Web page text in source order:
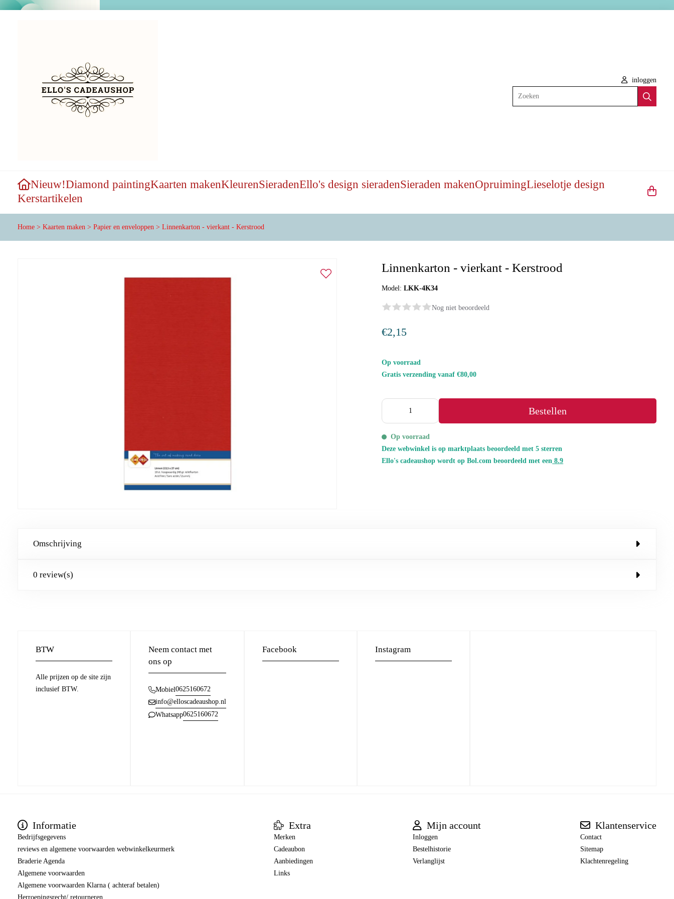
inloggen
Zoeken
Nieuw!Diamond paintingKaarten makenKleurenSieradenEllo's design sieradenSieraden makenOpruimingLieselotje design
Kerstartikelen
Home > Kaarten maken > Papier en enveloppen > Linnenkarton - vierkant - Kerstrood
Linnenkarton - vierkant - Kerstrood
Model:LKK-4K34
Nog niet beoordeeld
€2,15
Op voorraad
Gratis verzending vanaf €80,00
Bestellen
Op voorraad
Deze webwinkel is op marktplaats beoordeeld met 5 sterren
Ello's cadeaushop wordt op Bol.com beoordeeld met een 8.9
Omschrijving
0 review(s)
BTW
Alle prijzen op de site zijn
inclusief BTW.
Neem contact met
ons op
Mobiel0625160672
info@elloscadeaushop.nl
Whatsapp0625160672
Facebook Instagram
Informatie
Bedrijfsgegevens
reviews en algemene voorwaarden webwinkelkeurmerk
Braderie Agenda
Algemene voorwaarden
Algemene voorwaarden Klarna ( achteraf betalen)
Herroepingsrecht/ retourneren
Extra
Merken
Cadeaubon
Aanbiedingen
Links
Mijn account
Inloggen
Bestelhistorie
Verlanglijst
Klantenservice
Contact
Sitemap
Klachtenregeling